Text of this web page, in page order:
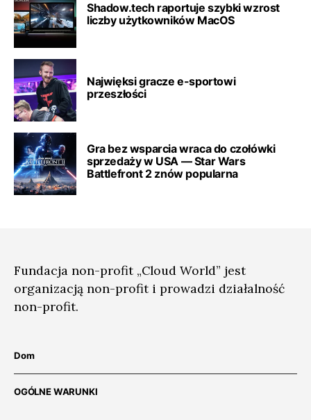
Shadow.tech raportuje szybki wzrost
liczby użytkowników MacOS
Najwięksi gracze e-sportowi
przeszłości
Gra bez wsparcia wraca do czołówki
sprzedaży w USA — Star Wars
Battlefront 2 znów popularna
Fundacja non-profit „Cloud World” jest
organizacją non-profit i prowadzi działalność
non-profit.
Dom
OGÓLNE WARUNKI